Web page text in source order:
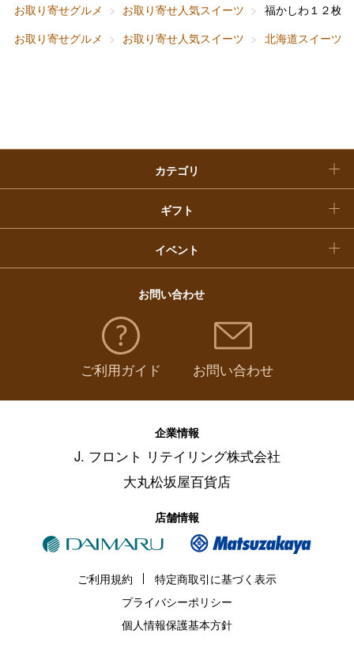
お取り寄せグルメ
お取り寄せ人気スイーツ
福かしわ１２枚入
お取り寄せグルメ
お取り寄せ人気スイーツ 北海道スイーツ
カテゴリ
ギフト
快気祝い
イベント
敬老の日
福袋
お問い合わせ
ご利用ガイド お問い合わせ
企業情報
J. フロント リテイリング株式会社
大丸松坂屋百貨店
店舗情報
ご利用規約
特定商取引に基づく表示
プライバシーポリシー
個人情報保護基本方針